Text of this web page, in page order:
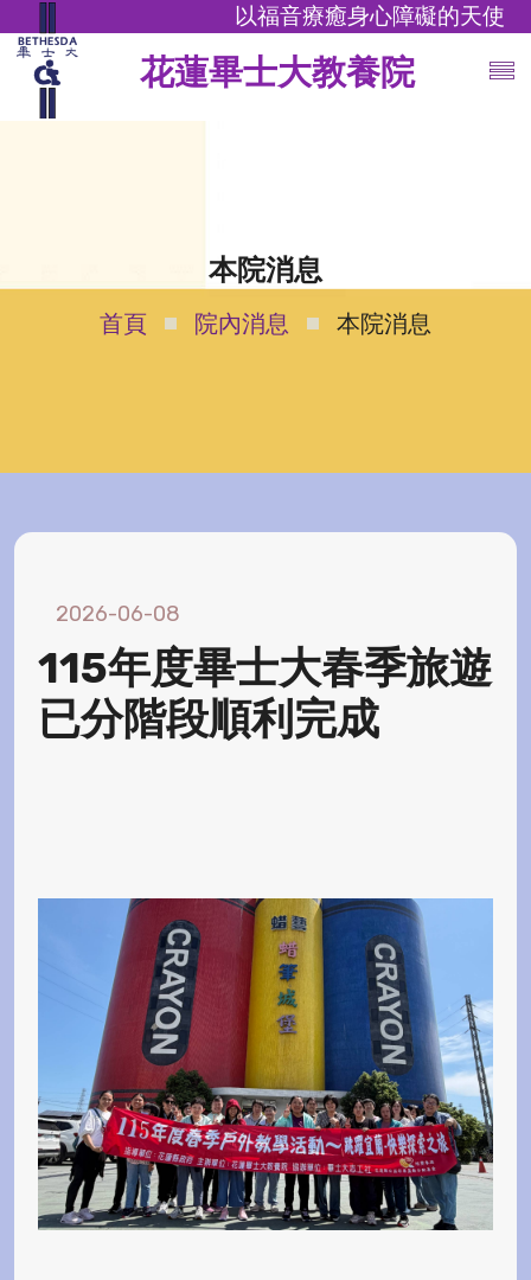
以福音療癒身心障礙的天使
花蓮畢士大教養院
本院消息
首頁 院內消息 本院消息
2026-06-08
115年度畢士大春季旅遊
已分階段順利完成